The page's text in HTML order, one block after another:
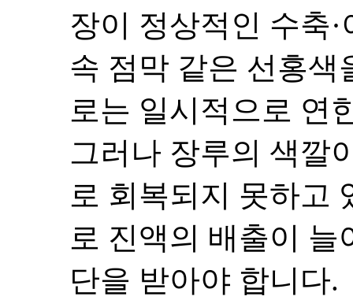
장이 정상적인 수축
속 점막 같은 선홍색
로는 일시적으로 연
그러나 장루의 색깔
로 회복되지 못하고
로 진액의 배출이 늘
단을 받아야 합니다.